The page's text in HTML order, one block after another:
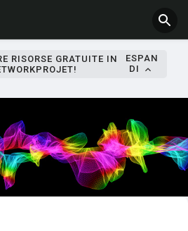
RISORSE GRATUITE IN
ESPAN
DI